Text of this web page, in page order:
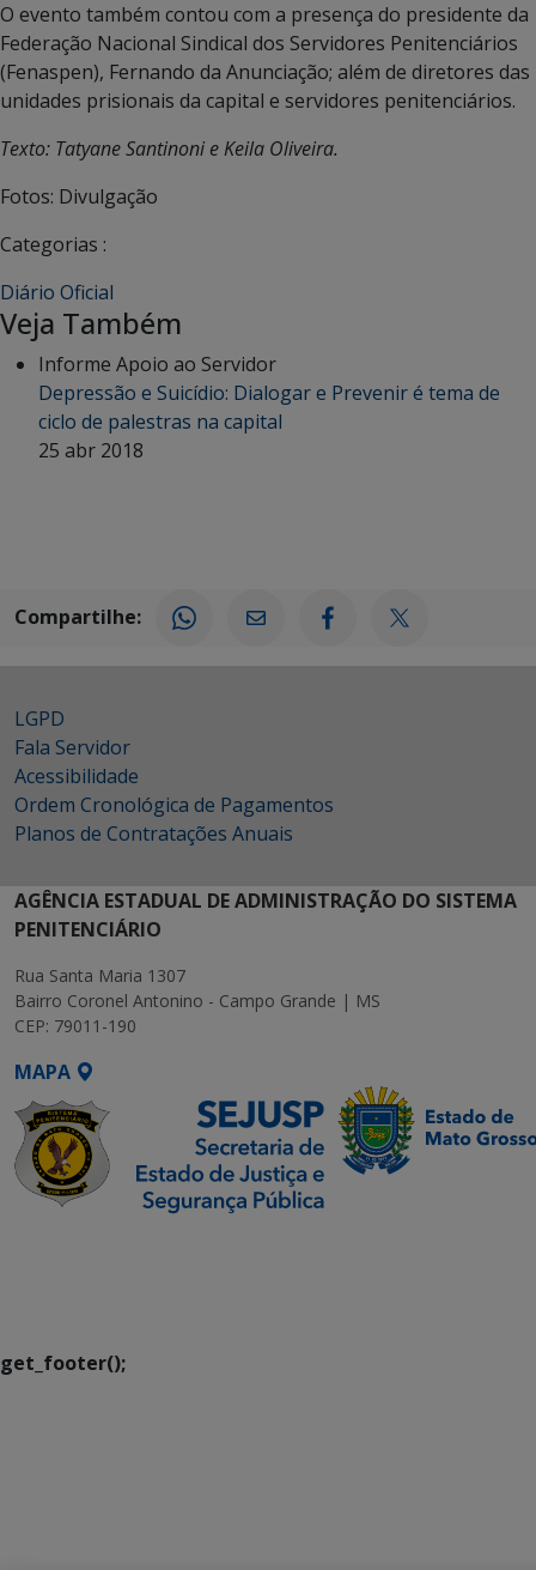
O evento também contou com a presença do presidente da
Federação Nacional Sindical dos Servidores Penitenciários
(Fenaspen), Fernando da Anunciação; além de diretores das
unidades prisionais da capital e servidores penitenciários.
Texto: Tatyane Santinoni e Keila Oliveira.
Fotos: Divulgação
Categorias :
Diário Oficial
Veja Também
Informe Apoio ao Servidor
Depressão e Suicídio: Dialogar e Prevenir é tema de
ciclo de palestras na capital
25 abr 2018
Compartilhe:
LGPD
Fala Servidor
Acessibilidade
Ordem Cronológica de Pagamentos
Planos de Contratações Anuais
AGÊNCIA ESTADUAL DE ADMINISTRAÇÃO DO SISTEMA
PENITENCIÁRIO
Rua Santa Maria 1307
Bairro Coronel Antonino - Campo Grande | MS
CEP: 79011-190
MAPA
get_footer();